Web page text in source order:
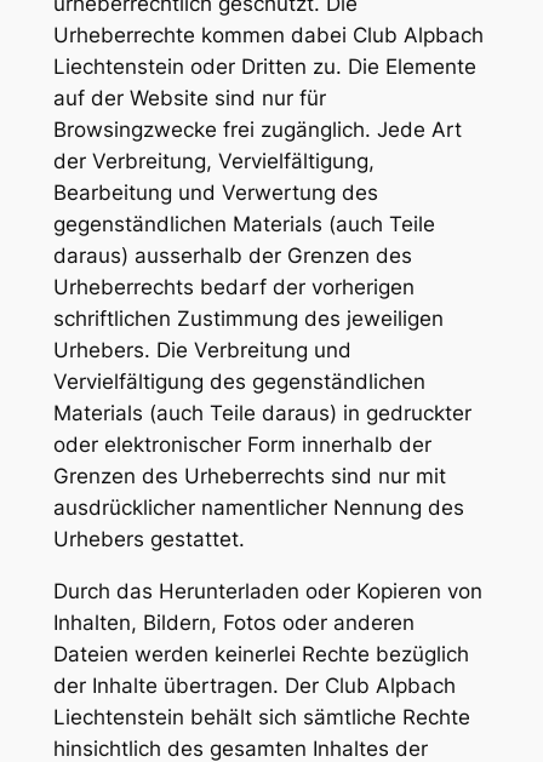
Urheberrechte kommen dabei Club Alpbach
Liechtenstein oder Dritten zu. Die Elemente
auf der Website sind nur für
Browsingzwecke frei zugänglich. Jede Art
der Verbreitung, Vervielfältigung,
Bearbeitung und Verwertung des
gegenständlichen Materials (auch Teile
daraus) ausserhalb der Grenzen des
Urheberrechts bedarf der vorherigen
schriftlichen Zustimmung des jeweiligen
Urhebers. Die Verbreitung und
Vervielfältigung des gegenständlichen
Materials (auch Teile daraus) in gedruckter
oder elektronischer Form innerhalb der
Grenzen des Urheberrechts sind nur mit
ausdrücklicher namentlicher Nennung des
Urhebers gestattet.
Durch das Herunterladen oder Kopieren von
Inhalten, Bildern, Fotos oder anderen
Dateien werden keinerlei Rechte bezüglich
der Inhalte übertragen. Der Club Alpbach
Liechtenstein behält sich sämtliche Rechte
hinsichtlich des gesamten Inhaltes der